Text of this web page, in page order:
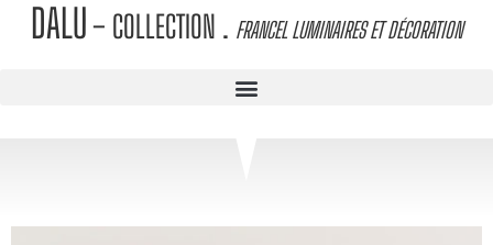
DALU– COLLECTION . FRANCEL LUMINAIRES ET DÉCORATION